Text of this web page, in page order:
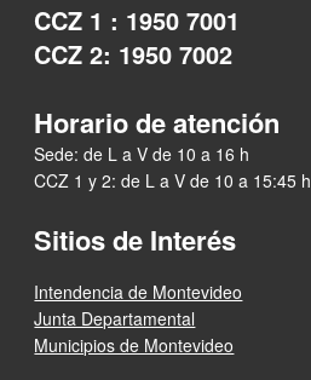
CCZ 1 : 1950 7001
CCZ 2: 1950 7002
Horario de atención
Sede: de L a V de 10 a 16 h
CCZ 1 y 2: de L a V de 10 a 15:45 h
Sitios de Interés
Intendencia de Montevideo
Junta Departamental
Municipios de Montevideo